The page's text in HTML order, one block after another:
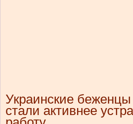
Украинские
стали активнее